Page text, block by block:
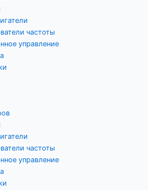
частоты
управление
частоты
управление